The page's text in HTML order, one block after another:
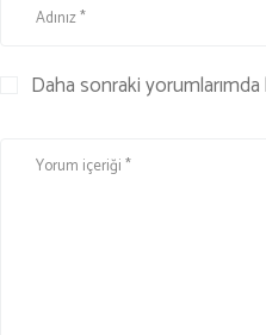
Daha sonraki